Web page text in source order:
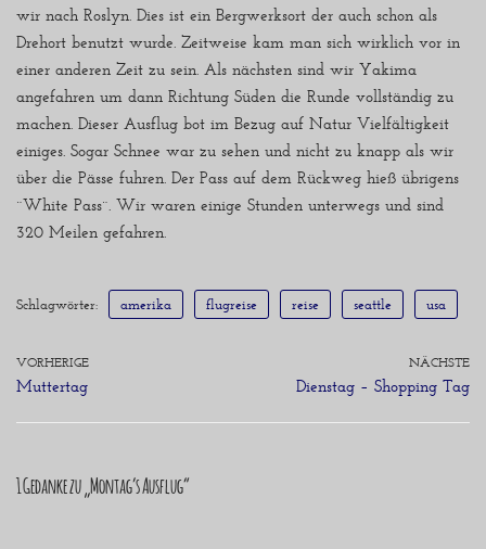
wir nach Roslyn. Dies ist ein Bergwerksort der auch schon als
Drehort benutzt wurde. Zeitweise kam man sich wirklich vor in
einer anderen Zeit zu sein. Als nächsten sind wir Yakima
angefahren um dann Richtung Süden die Runde vollständig zu
machen. Dieser Ausflug bot im Bezug auf Natur Vielfältigkeit
einiges. Sogar Schnee war zu sehen und nicht zu knapp als wir
über die Pässe fuhren. Der Pass auf dem Rückweg hieß übrigens
¨White Pass¨. Wir waren einige Stunden unterwegs und sind
320 Meilen gefahren.
Schlagwörter: amerika flugreise reise seattle usa
VORHERIGE
Muttertag
NÄCHSTE
Dienstag – Shopping Tag
1 Gedanke zu „Montag’s Ausflug“